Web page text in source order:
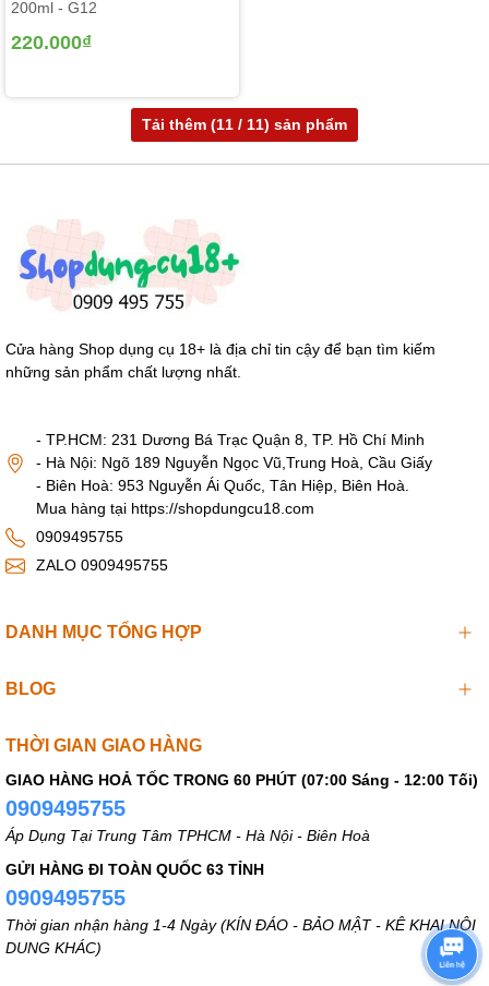
200ml - G12
220.000₫
Tải thêm (11 / 11) sản phẩm
Cửa hàng Shop dụng cụ 18+ là địa chỉ tin cậy để bạn tìm kiếm
những sản phẩm chất lượng nhất.
- TP.HCM: 231 Dương Bá Trạc Quận 8, TP. Hồ Chí Minh
- Hà Nội: Ngõ 189 Nguyễn Ngọc Vũ,Trung Hoà, Cầu Giấy
- Biên Hoà: 953 Nguyễn Ái Quốc, Tân Hiệp, Biên Hoà.
Mua hàng tại https://shopdungcu18.com
0909495755
ZALO 0909495755
DANH MỤC TỔNG HỢP
BLOG
THỜI GIAN GIAO HÀNG
GIAO HÀNG HOẢ TỐC TRONG 60 PHÚT (07:00 Sáng - 12:00 Tối)
0909495755
Áp Dụng Tại Trung Tâm TPHCM - Hà Nội - Biên Hoà
GỬI HÀNG ĐI TOÀN QUỐC 63 TỈNH
0909495755
Thời gian nhận hàng 1-4 Ngày (KÍN ĐÁO - BẢO MẬT - KÊ KHAI NỘI
DUNG KHÁC)